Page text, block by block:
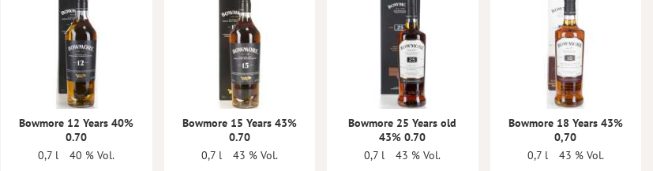
Bowmore 12 Years 40%
0.70
0,7 l
40 % Vol.
Bowmore 15 Years 43%
0.70
0,7 l
43 % Vol.
Bowmore 25 Years old
43% 0.70
0,7 l
43 % Vol.
Bowmore 18 Years 43%
0,70
0,7 l
43 % Vol.